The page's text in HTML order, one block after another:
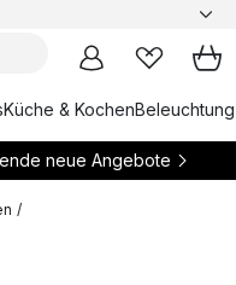
Küche & KochenBeleuchtung
neue Angebote
/